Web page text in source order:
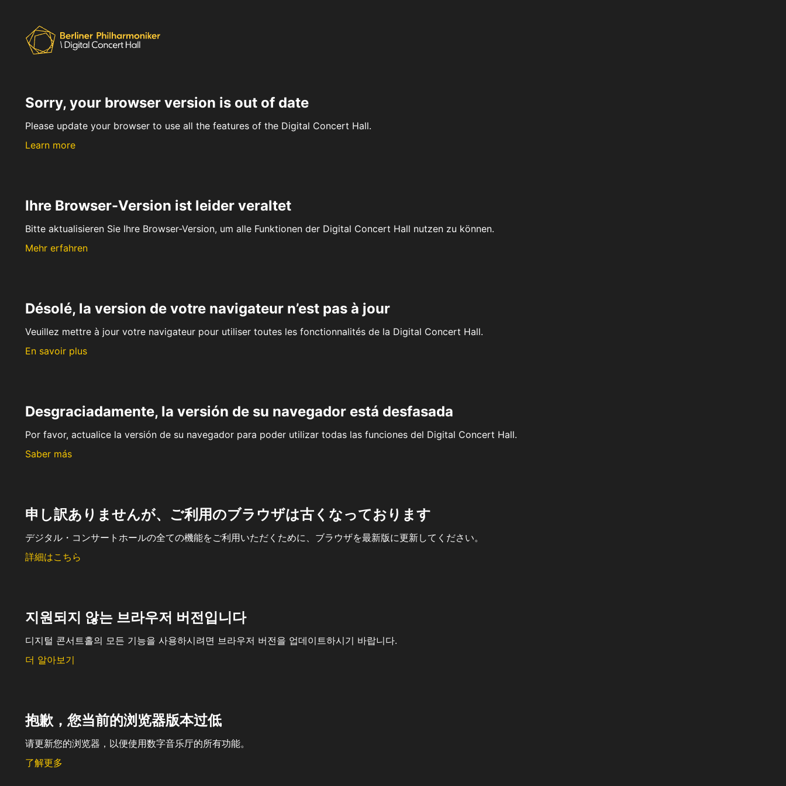
Sorry, your browser version is out of date
Please update your browser to use all the features of the Digital Concert Hall.
Learn more
Ihre Browser-Version ist leider veraltet
Bitte aktualisieren Sie Ihre Browser-Version, um alle Funktionen der Digital Concert Hall nutzen zu können.
Mehr erfahren
Désolé, la version de votre navigateur n’est pas à jour
Veuillez mettre à jour votre navigateur pour utiliser toutes les fonctionnalités de la Digital Concert Hall.
En savoir plus
Desgraciadamente, la versión de su navegador está desfasada
Por favor, actualice la versión de su navegador para poder utilizar todas las funciones del Digital Concert Hall.
Saber más
申し訳ありませんが、ご利用のブラウザは古くなっております
デジタル・コンサートホールの全ての機能をご利用いただくために、ブラウザを最新版に更新してください。
詳細はこちら
지원되지 않는 브라우저 버전입니다
디지털 콘서트홀의 모든 기능을 사용하시려면 브라우저 버전을 업데이트하시기 바랍니다.
더 알아보기
抱歉，您当前的浏览器版本过低
请更新您的浏览器，以便使用数字音乐厅的所有功能。
了解更多